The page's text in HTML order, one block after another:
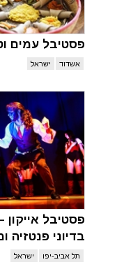
פסטיבל עמים
אשדוד ישראל
פסטיבל
בדיוני פנטזיה
תל אביב-יפו ישראל